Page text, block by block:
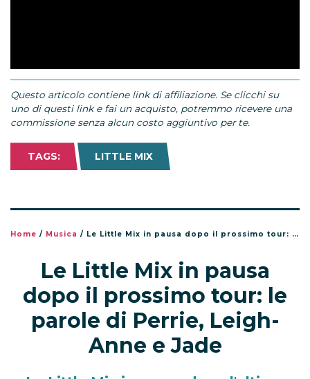
Questo articolo contiene link di affiliazione. Se clicchi su
uno di questi link e fai un acquisto, potremmo ricevere una
commissione senza alcun costo aggiuntivo per te.
TAGS: LITTLE MIX
Home / Musica / Le Little Mix in pausa dopo il prossimo tour: le parole di Perrie, Leigh-Anne e Jade
Le Little Mix in pausa
dopo il prossimo tour: le
parole di Perrie, Leigh-
Anne e Jade